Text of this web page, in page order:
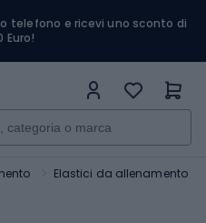
telefono e ricevi uno sconto di
Euro!
Elastici da allenamento